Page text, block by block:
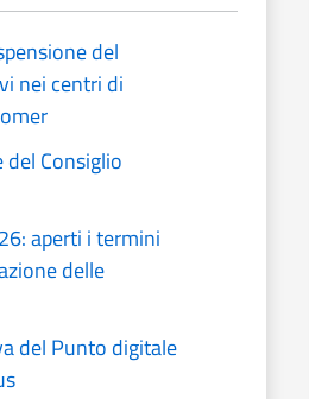
del
nei centri di
del Consiglio
aperti i termini
delle
del Punto digitale